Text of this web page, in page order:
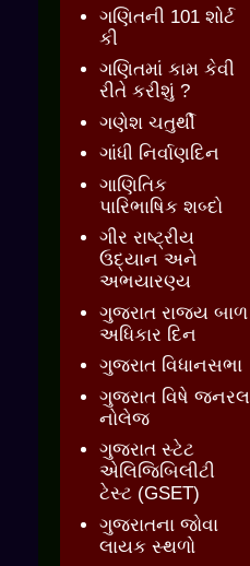
ગણિતની 101 શોર્ટ
કી
ગણિતમાં કામ કેવી
રીતે કરીશું ?
ગણેશ ચતુર્થી
ગાંધી નિર્વાણદિન
ગાણિતિક
પારિભાષિક શબ્દો
ગીર રાષ્ટ્રીય
ઉદ્યાન અને
અભયારણ્ય
ગુજરાત રાજ્ય બાળ
અધિકાર દિન
ગુજરાત વિધાનસભા
ગુજરાત વિષે જનરલ
નોલેજ
ગુજરાત સ્ટેટ
એલિજિબિલીટી
ટેસ્ટ (GSET)
ગુજરાતના જોવા
લાયક સ્થળો